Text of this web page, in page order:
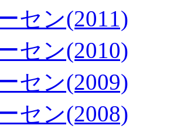
セン(2011)
セン(2010)
セン(2009)
セン(2008)